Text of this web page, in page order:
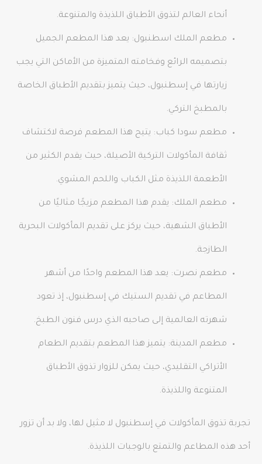
أنحاء العالم لتذوق الأطباق اللذيذة والمتنوعة.
مطعم الملك اسطنبول: يعد هذا المطعم الجميل
بتصميمه الرائع وفخامته المتميزة من الأماكن التي يجب
زيارتها في إسطنبول، حيث يتميز بتقديم الأطباق الخاصة
بالمطبخ التركي.
مطعم سودا كباب: يتيح هذا المطعم فرصة لاكتشاف
ثقافة المأكولات التركية الأصيلة، حيث يقدم الكثير من
الأطعمة اللذيذة مثل الكباب واللحم المشوي.
مطعم الملك: يقدم هذا المطعم مزيجًا مثاليًا من
الأطباق الشهية، حيث يركز على تقديم المأكولات البحرية
الطازجة.
مطعم نصرت: يعد هذا المطعم واحدًا من أشهر
المطاعم في تقديم الستيك في إسطنبول، إذ تعود
شهرته العالمية إلى صاحبه الذي درس فنون الطبخ.
مطعم المدينة: يتميز هذا المطعم بتقديم الطعام
الأتراكي التقليدي، حيث يمكن للزوار تذوق الأطباق
المتنوعة واللذيذة.
تجربة تذوق المأكولات في إسطنبول لا مثيل لها، ولا بد أن تزور
أحد هذه المطاعم والتمتع بالوجبات اللذيذة.